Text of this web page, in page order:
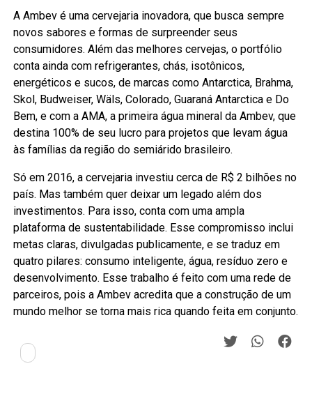
A Ambev é uma cervejaria inovadora, que busca sempre
novos sabores e formas de surpreender seus
consumidores. Além das melhores cervejas, o portfólio
conta ainda com refrigerantes, chás, isotônicos,
energéticos e sucos, de marcas como Antarctica, Brahma,
Skol, Budweiser, Wäls, Colorado, Guaraná Antarctica e Do
Bem, e com a AMA, a primeira água mineral da Ambev, que
destina 100% de seu lucro para projetos que levam água
às famílias da região do semiárido brasileiro.
Só em 2016, a cervejaria investiu cerca de R$ 2 bilhões no
país. Mas também quer deixar um legado além dos
investimentos. Para isso, conta com uma ampla
plataforma de sustentabilidade. Esse compromisso inclui
metas claras, divulgadas publicamente, e se traduz em
quatro pilares: consumo inteligente, água, resíduo zero e
desenvolvimento. Esse trabalho é feito com uma rede de
parceiros, pois a Ambev acredita que a construção de um
mundo melhor se torna mais rica quando feita em conjunto.